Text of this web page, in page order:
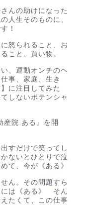
んの助けになった
人生そのものに、
！
怒られること、お
こと、買い物。
、運動オンチのヘ
事、家庭、生き
に注目してみた
しないポテンシャ
産院 ある』を開
すだけで笑ってし
ないとひとりで泣
て、今が《ある》
ん。その問題すら
には《ある》 そん
たくて、この仕事